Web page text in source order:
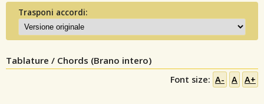
Trasponi accordi:
Tablature / Chords (Brano intero)
Font size: A- A A+